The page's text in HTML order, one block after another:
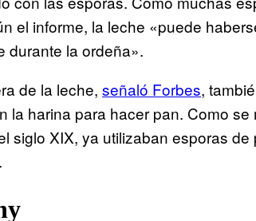
el informe, la leche «puede
durante la ordeña».
de la leche, señaló Forbes,
la harina para hacer pan. Como
siglo XIX, ya utilizaban esporas